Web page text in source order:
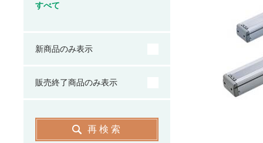
すべて
新商品のみ表示
販売終了商品のみ表示
再検索